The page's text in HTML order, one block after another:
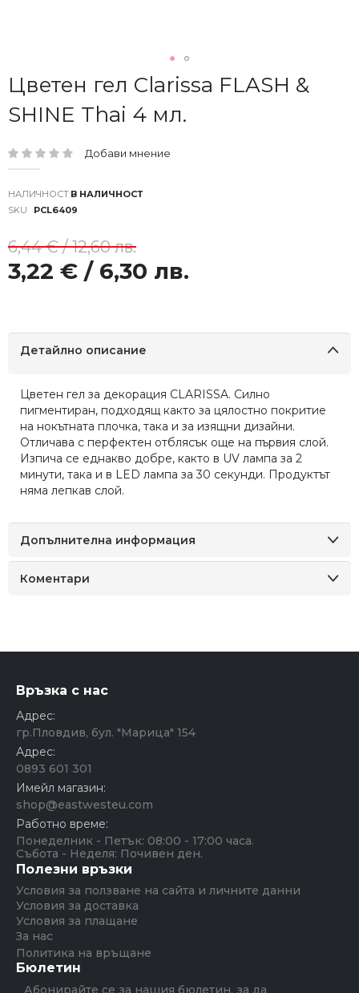
Цветен гел Clarissa FLASH &
SHINE Thai 4 мл.
рейтинг: Добави мнение
В НАЛИЧНОСТ
SKU
PCL6409
3,22 € / 6,30 лв.
6,44 € / 12,60 лв.
Преминете
към
началото
на
със
снимки
Детайлно описание
Цветен гел за декорация CLARISSA. Силно
пигментиран, подходящ както за цялостно покритие
на нокътната плочка, така и за изящни дизайни.
Отличава с перфектен отблясък още на първия слой.
Изпича се еднакво добре, както в UV лампа за 2
минути, така и в LED лампа за 30 секунди. Продуктът
няма лепкав слой.
Допълнителна информация
Коментари
Връзка с нас
Адрес:
гр.Пловдив, бул. "Марица" 154
Адрес:
0893 601 301
Имейл магазин:
shop@eastwesteu.com
Работно време:
Понеделник - Петък: 08:00 - 17:00 часа.
Събота - Неделя: Почивен ден.
Полезни връзки
Условия за ползване на сайта и личните данни
Условия за доставка
Условия за плащане
За нас
Политика на връщане
Бюлетин
Абонирайте се за нашия бюлетин, за да